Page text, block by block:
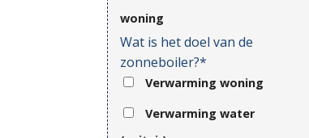
woning
Wat is het doel van de
zonneboiler?*
Verwarming woning
Verwarming water